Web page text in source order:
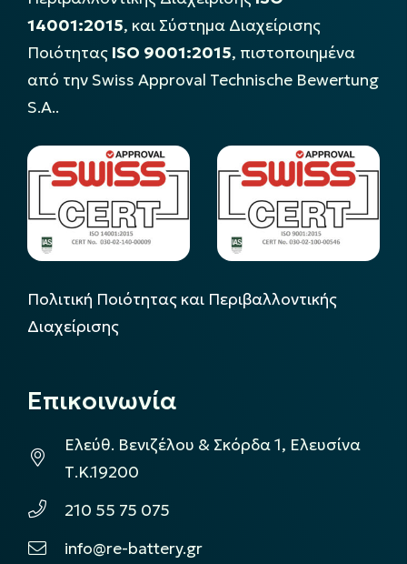
14001:2015, και Σύστημα Διαχείρισης
Ποιότητας ISO 9001:2015, πιστοποιημένα
από την Swiss Approval Technische Bewertung
S.A..
Πολιτική Ποιότητας και Περιβαλλοντικής
Διαχείρισης
Επικοινωνία
Ελεύθ. Βενιζέλου & Σκόρδα 1, Ελευσίνα
Τ.Κ.19200
210 55 75 075
info@re-battery.gr